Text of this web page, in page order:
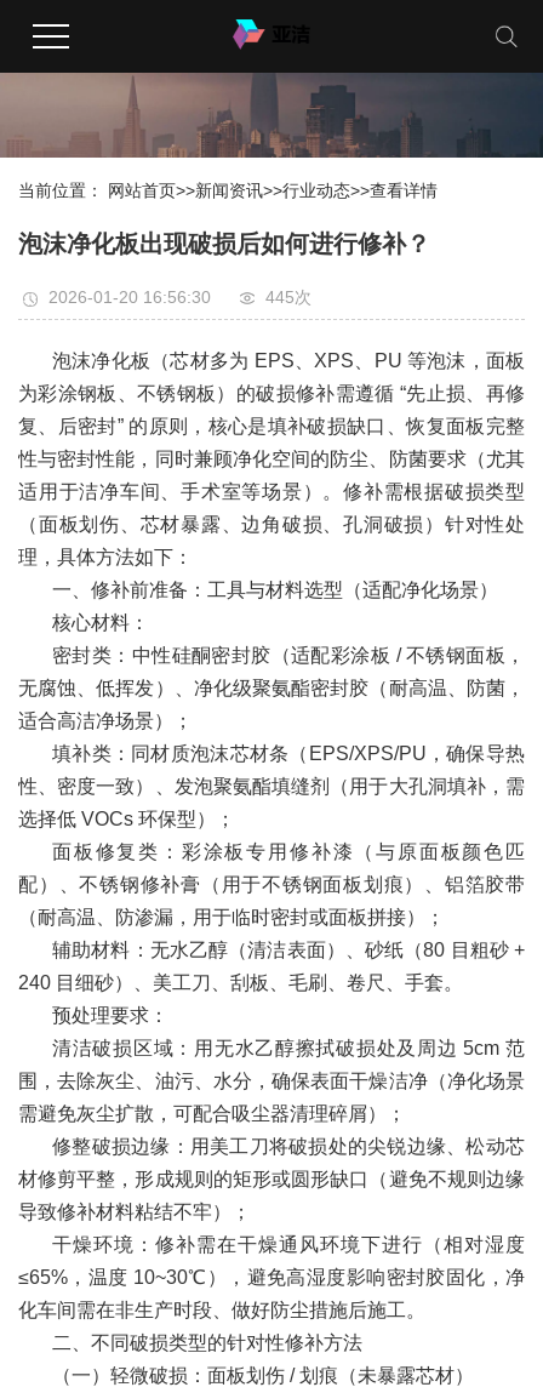
当前位置： 网站首页>>新闻资讯>>行业动态>>查看详情
泡沫净化板出现破损后如何进行修补？​
2026-01-20 16:56:30 445次
泡沫净化板
（芯材多为 EPS、XPS、PU 等泡沫，面板
为彩涂钢板、不锈钢板）的破损修补需遵循 “先止损、再修
复、后密封” 的原则，核心是填补破损缺口、恢复面板完整
性与密封性能，同时兼顾净化空间的防尘、防菌要求（尤其
适用于洁净车间、手术室等场景）。修补需根据破损类型
（面板划伤、芯材暴露、边角破损、孔洞破损）针对性处
理，具体方法如下：
一、修补前准备：工具与材料选型（适配净化场景）
核心材料：
密封类：中性硅酮密封胶（适配彩涂板 / 不锈钢面板，
无腐蚀、低挥发）、净化级聚氨酯密封胶（耐高温、防菌，
适合高洁净场景）；
填补类：同材质泡沫芯材条（EPS/XPS/PU，确保导热
性、密度一致）、发泡聚氨酯填缝剂（用于大孔洞填补，需
选择低 VOCs 环保型）；
面板修复类：彩涂板专用修补漆（与原面板颜色匹
配）、不锈钢修补膏（用于不锈钢面板划痕）、铝箔胶带
（耐高温、防渗漏，用于临时密封或面板拼接）；
辅助材料：无水乙醇（清洁表面）、砂纸（80 目粗砂 +
240 目细砂）、美工刀、刮板、毛刷、卷尺、手套。
预处理要求：
清洁破损区域：用无水乙醇擦拭破损处及周边 5cm 范
围，去除灰尘、油污、水分，确保表面干燥洁净（净化场景
需避免灰尘扩散，可配合吸尘器清理碎屑）；
修整破损边缘：用美工刀将破损处的尖锐边缘、松动芯
材修剪平整，形成规则的矩形或圆形缺口（避免不规则边缘
导致修补材料粘结不牢）；
干燥环境：修补需在干燥通风环境下进行（相对湿度
≤65%，温度 10~30℃），避免高湿度影响密封胶固化，净
化车间需在非生产时段、做好防尘措施后施工。
二、不同破损类型的针对性修补方法
（一）轻微破损：面板划伤 / 划痕（未暴露芯材）